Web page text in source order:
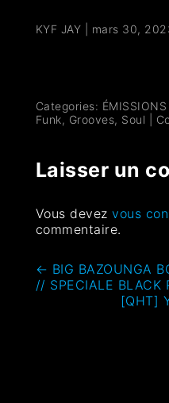
KYF JAY mars 30,
Categories: ÉMISSIONS
Funk, Grooves, Soul
Laisser un
Vous devezvous
commentaire.
← BIG BAZOUNGA
// SPECIALE BLACK
[QHT]